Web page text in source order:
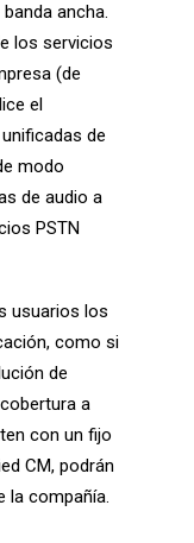
ancha.
los servicios
(de
el
de
modo
de audio a
PSTN
usuarios los
como si
de
a
con un fijo
CM, podrán
la compañía.